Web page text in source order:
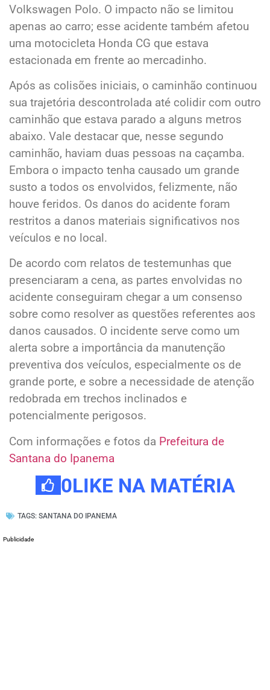
Volkswagen Polo. O impacto não se limitou
apenas ao carro; esse acidente também afetou
uma motocicleta Honda CG que estava
estacionada em frente ao mercadinho.
Após as colisões iniciais, o caminhão continuou
sua trajetória descontrolada até colidir com outro
caminhão que estava parado a alguns metros
abaixo. Vale destacar que, nesse segundo
caminhão, haviam duas pessoas na caçamba.
Embora o impacto tenha causado um grande
susto a todos os envolvidos, felizmente, não
houve feridos. Os danos do acidente foram
restritos a danos materiais significativos nos
veículos e no local.
De acordo com relatos de testemunhas que
presenciaram a cena, as partes envolvidas no
acidente conseguiram chegar a um consenso
sobre como resolver as questões referentes aos
danos causados. O incidente serve como um
alerta sobre a importância da manutenção
preventiva dos veículos, especialmente os de
grande porte, e sobre a necessidade de atenção
redobrada em trechos inclinados e
potencialmente perigosos.
Com informações e fotos da Prefeitura de
Santana do Ipanema
0LIKE NA MATÉRIA
TAGS: SANTANA DO IPANEMA
Publicidade